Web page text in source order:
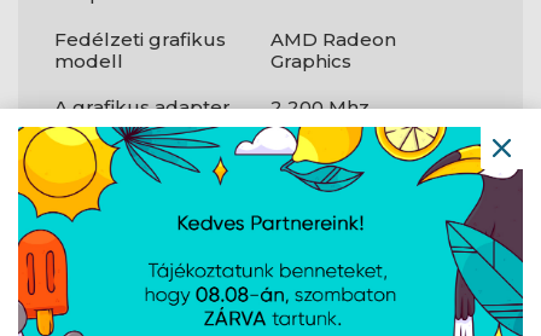
Fedélzeti grafikus
modell
AMD Radeon
Graphics
A grafikus adapter
alapfrekvenciája
2 200 Mhz
Diszkrét grafikus
adapter
Nem
Diszkrét grafikus
modell
rendelkezésre